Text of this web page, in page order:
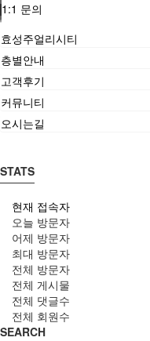
1:1 문의
효성주얼리시티
층별안내
고객후기
커뮤니티
오시는길
STATS
현재 접속자
오늘 방문자
어제 방문자
최대 방문자
전체 방문자
전체 게시물
전체 댓글수
전체 회원수
SEARCH